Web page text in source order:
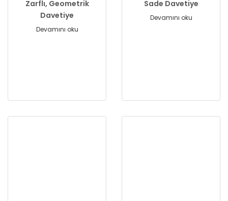
Zarflı, Geometrik
Davetiye
Devamını oku
Sade Davetiye
Devamını oku